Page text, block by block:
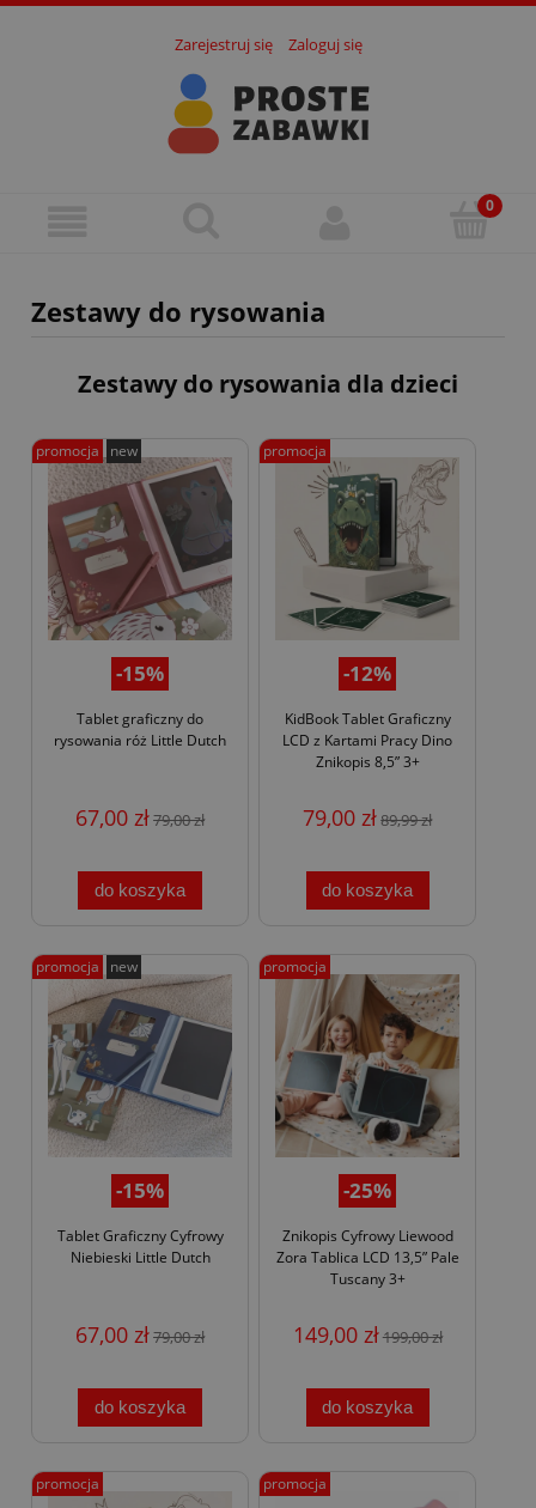
Zarejestruj się Zaloguj się
Zestawy do rysowania
Zestawy do rysowania dla dzieci
-15%
Tablet graficzny do
rysowania róż Little Dutch
67,00 zł79,00 zł
do koszyka
promocja new
-12%
KidBook Tablet Graficzny
LCD z Kartami Pracy Dino
Znikopis 8,5” 3+
79,00 zł89,99 zł
do koszyka
promocja
-15%
Tablet Graficzny Cyfrowy
Niebieski Little Dutch
67,00 zł79,00 zł
do koszyka
promocja new
-25%
Znikopis Cyfrowy Liewood
Zora Tablica LCD 13,5” Pale
Tuscany 3+
149,00 zł199,00 zł
do koszyka
promocja
promocja promocja